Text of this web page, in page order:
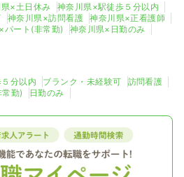
×土日休み
神奈川県×駅徒歩５分以内
神奈川県×訪問看護
神奈川県×正看護師
パート(非常勤) 神奈川県×日勤のみ
分以内 ブランク・未経験可
訪問看護
勤) 日勤のみ